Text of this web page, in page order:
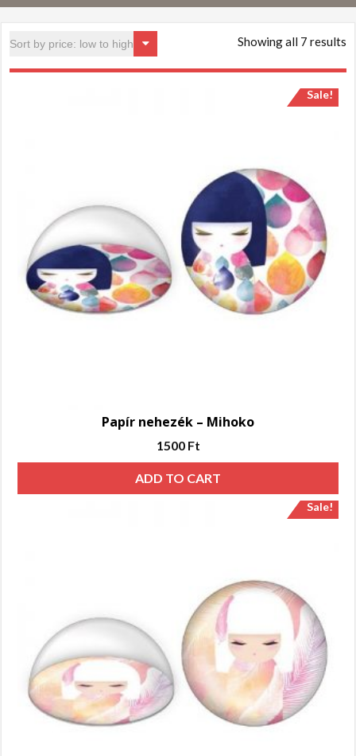
Showing all 7 results
Sale!
Papír nehezék – Mihoko
1500 Ft
ADD TO CART
Sale!